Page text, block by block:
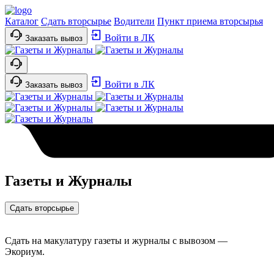
Каталог Сдать вторсырье Водители Пункт приема вторсырья
Заказать вывоз Войти в ЛК
Заказать вывоз Войти в ЛК
Газеты и Журналы
Сдать вторсырье
Сдать на макулатуру газеты и журналы с вывозом —
Экориум.